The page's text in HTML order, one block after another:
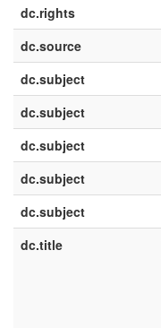
dc.rights
dc.source
dc.subject
dc.subject
dc.subject
dc.subject
dc.subject
dc.title